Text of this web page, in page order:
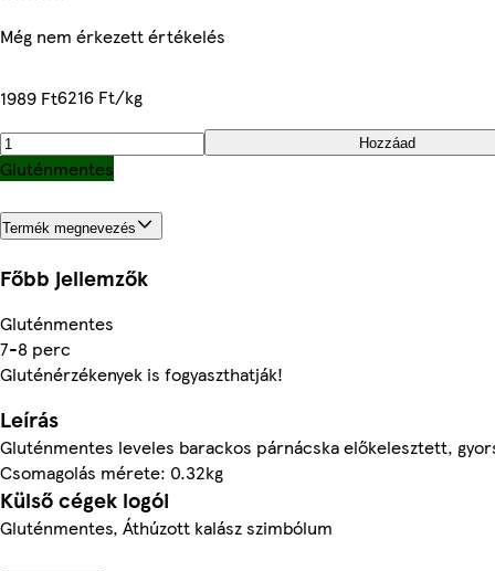
Még nem érkezett értékelés
1989 Ft6216 Ft/kg
Hozzáad
Gluténmentes
Termék megnevezés
Főbb jellemzők
Gluténmentes
7-8 perc
Gluténérzékenyek is fogyaszthatják!
Leírás
Gluténmentes leveles barackos párnácska előkelesztett,
Csomagolás mérete: 0.32kg
Külső cégek logói
Gluténmentes, Áthúzott kalász szimbólum